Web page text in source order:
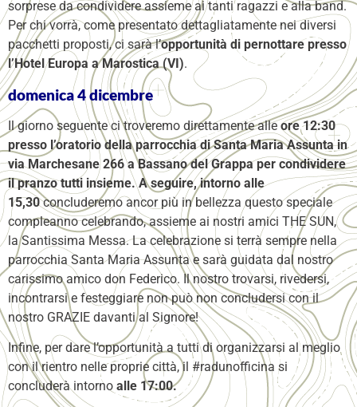
sorprese da condividere assieme ai tanti ragazzi e alla band.
Per chi vorrà, come presentato dettagliatamente nei diversi
pacchetti proposti, ci sarà l’opportunità di pernottare presso
l’Hotel Europa a Marostica (VI).
domenica 4 dicembre
Il giorno seguente ci troveremo direttamente alleore 12:30
presso l’oratorio della parrocchia di Santa Maria Assunta in
via Marchesane 266 a Bassano del Grappa per condividere
il pranzo tutti insieme. A seguire, intorno alle
15,30concluderemo ancor più in bellezza questo speciale
compleanno celebrando, assieme ai nostri amici THE SUN,
la Santissima Messa. La celebrazione si terrà sempre nella
parrocchia Santa Maria Assunta e sarà guidata dal nostro
carissimo amico don Federico. Il nostro trovarsi, rivedersi,
incontrarsi e festeggiare non può non concludersi con il
nostro GRAZIE davanti al Signore!
Infine, per dare l’opportunità a tutti di organizzarsi al meglio
con il rientro nelle proprie città, il #radunofficina si
concluderà intorno alle 17:00.